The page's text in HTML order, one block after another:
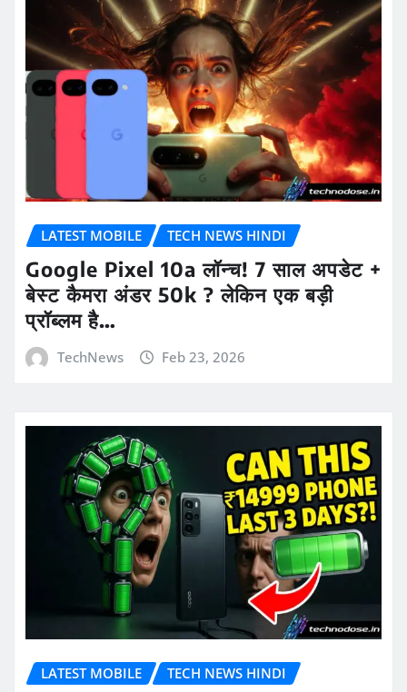
LATEST MOBILE TECH NEWS HINDI
Google Pixel 10a लॉन्च! 7 साल अपडेट +
बेस्ट कैमरा अंडर 50k ? लेकिन एक बड़ी
प्रॉब्लम है…
TechNews Feb 23, 2026
LATEST MOBILE TECH NEWS HINDI